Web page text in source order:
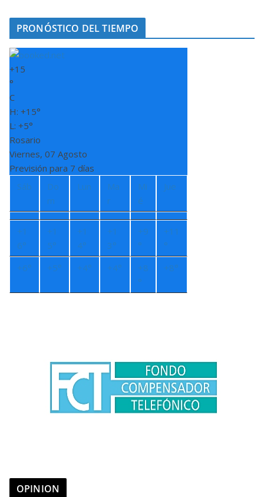
PRONÓSTICO DEL TIEMPO
+15
°
C
H: +15°
L: +5°
Rosario
Viernes, 07 Agosto
Previsión para 7 días
Sáb
Do
m
Lun
Ma
r
Mi
é
Jue
+1
6°
+1
5°
+1
4°
+1
3°
+9
°
+11
°
+6° +5° +4° +4° +8
°
+8°
OPINION